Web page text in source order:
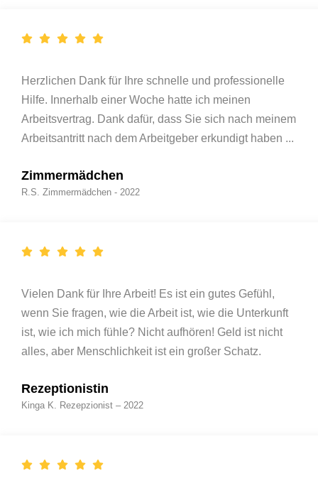
Herzlichen Dank für Ihre schnelle und professionelle
Hilfe. Innerhalb einer Woche hatte ich meinen
Arbeitsvertrag. Dank dafür, dass Sie sich nach meinem
Arbeitsantritt nach dem Arbeitgeber erkundigt haben ...
Zimmermädchen
R.S. Zimmermädchen - 2022
Vielen Dank für Ihre Arbeit! Es ist ein gutes Gefühl,
wenn Sie fragen, wie die Arbeit ist, wie die Unterkunft
ist, wie ich mich fühle? Nicht aufhören! Geld ist nicht
alles, aber Menschlichkeit ist ein großer Schatz.
Rezeptionistin
Kinga K. Rezepzionist – 2022